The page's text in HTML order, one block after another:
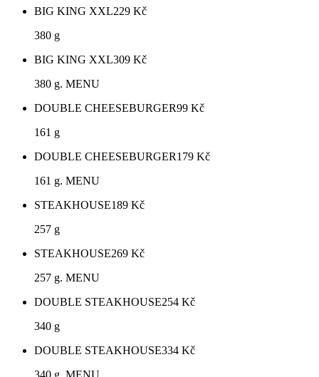
BIG KING XXL229 Kč
380 g
BIG KING XXL309 Kč
380 g. MENU
DOUBLE CHEESEBURGER99 Kč
161 g
DOUBLE CHEESEBURGER179 Kč
161 g. MENU
STEAKHOUSE189 Kč
257 g
STEAKHOUSE269 Kč
257 g. MENU
DOUBLE STEAKHOUSE254 Kč
340 g
DOUBLE STEAKHOUSE334 Kč
340 g. MENU